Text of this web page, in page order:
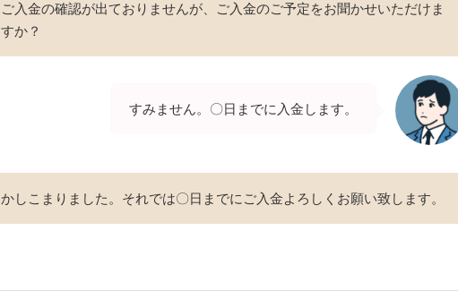
ご入金の確認が出ておりませんが、ご入金のご予定をお聞かせいただけま
すか？
すみません。〇日までに入金します。
かしこまりました。それでは〇日までにご入金よろしくお願い致します。